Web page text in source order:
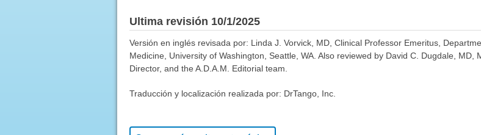
Ultima revisión 10/1/2025
Versión en inglés revisada por: Linda J. Vorvick, MD, Clinical Professor Emeritus,
Medicine, University of Washington, Seattle, WA. Also reviewed by David C. Dugdale, MD,
Director, and the A.D.A.M. Editorial team.
Traducción y localización realizada por: DrTango, Inc.